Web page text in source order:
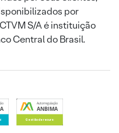
por
S/A é instituição
Central do Brasil.